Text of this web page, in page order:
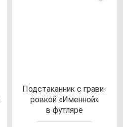
Под­ста­кан­ник с гра­ви­
ров­кой «Имен­ной»
в фут­ля­ре